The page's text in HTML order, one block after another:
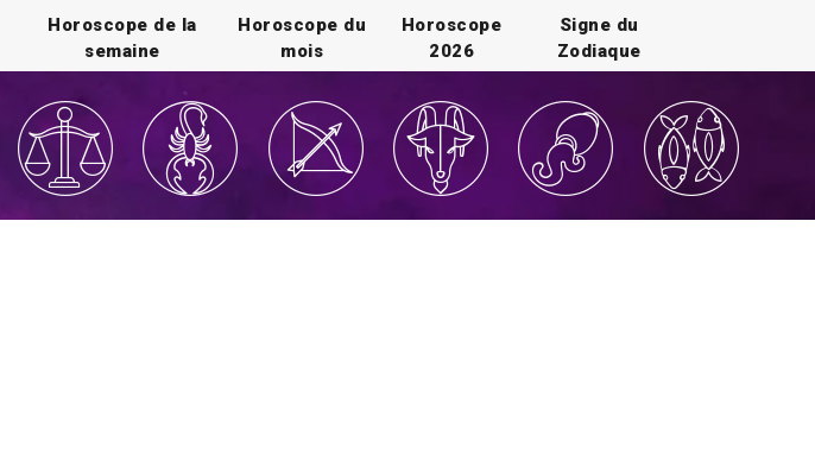
Horoscope de la
semaine
Horoscope du
mois
Horoscope
2026
Signe du
Zodiaque